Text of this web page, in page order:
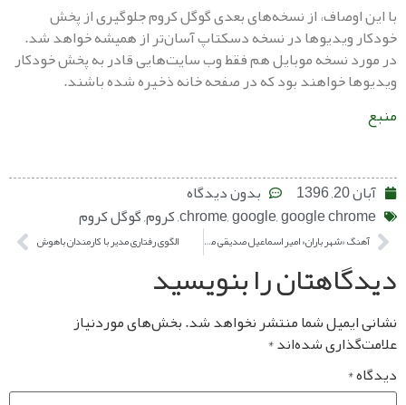
از نسخه‌های بعدی گوگل کروم جلوگیری از پخش
ویدیو‌ها در نسخه دسکتاپ آسان‌تر از همیشه خواهد شد.
نسخه موبایل هم فقط وب سایت‌هایی قادر به پخش خودکار
خواهند بود که در صفحه خانه ذخیره شده باشند.
بدون دیدگاه
chrome,google,google
,کروم,گوگل کروم
آهنگ «شهر باران» امیر اسماعیل صدیقی منتشر شد الگوی رفتاری مدیر با کارمندان باهوش
را بنویسید
شما منتشر نخواهد شد.بخش‌های موردنیاز
شده‌اند*